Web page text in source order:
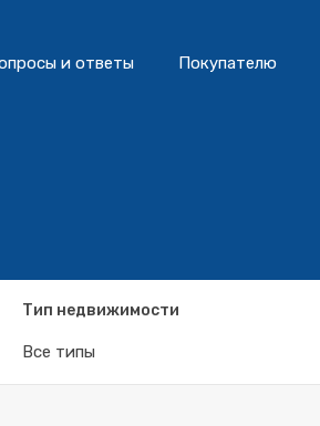
и ответы Покупателю
Тип недвижимости
Все типы